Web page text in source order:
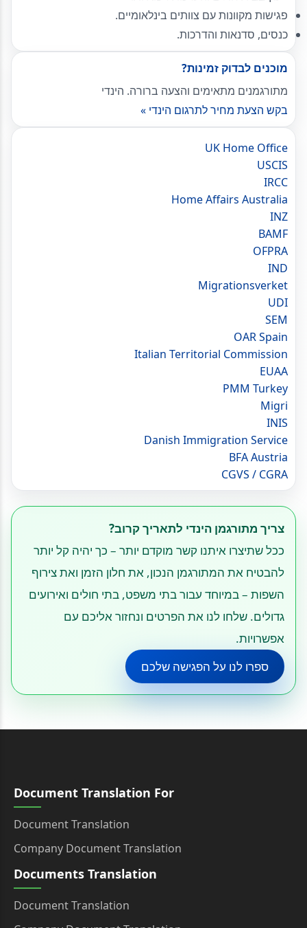
פגישות מקוונות עם צוותים בינלאומיים.
כנסים, סדנאות והדרכות.
מוכנים לבדוק זמינות?
מתורגמנים מתאימים והצעה ברורה. הינדי
בקש הצעת מחיר לתרגום הינדי »
UK Home Office
USCIS
IRCC
Home Affairs Australia
INZ
BAMF
OFPRA
IND
Migrationsverket
UDI
SEM
OAR Spain
Italian Territorial Commission
EUAA
PMM Turkey
Migri
INIS
Danish Immigration Service
BFA Austria
CGVS / CGRA
צריך מתורגמן הינדי לתאריך קרוב?
ככל שתיצרו איתנו קשר מוקדם יותר – כך יהיה קל יותר
להבטיח את המתורגמן הנכון, את חלון הזמן ואת צירוף
השפות – במיוחד עבור בתי משפט, בתי חולים ואירועים
גדולים. שלחו לנו את הפרטים ונחזור אליכם עם
אפשרויות.
ספרו לנו על הפגישה שלכם
Document Translation For
Document Translation
Company Document Translation
Documents Translation
Document Translation